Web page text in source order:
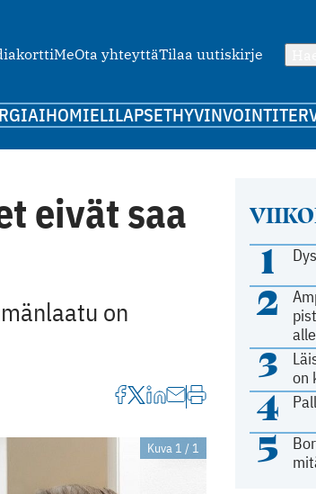
MeOta yhteyttäTilaa uutiskirje
IHOMIELILAPSETHYVINVOINTI
1
2
3
on
4
5
eivät saa
on
Kuva 1 / 1